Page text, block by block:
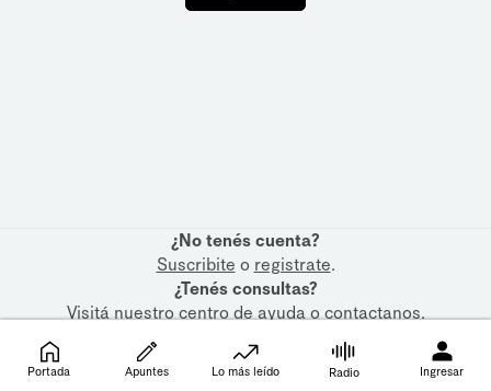
¿No tenés cuenta?
Suscribite o registrate.
¿Tenés consultas?
Visitá nuestrocentro de ayudaocontactanos.
Portada Apuntes Lo más leído Radio Ingresar